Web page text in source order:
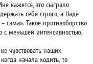
кажется, это сыграло
себя строго, а Надя
сама». Такое противоборство
с меньшей интенсивностью.
чувствовать наших
начала ходить, то